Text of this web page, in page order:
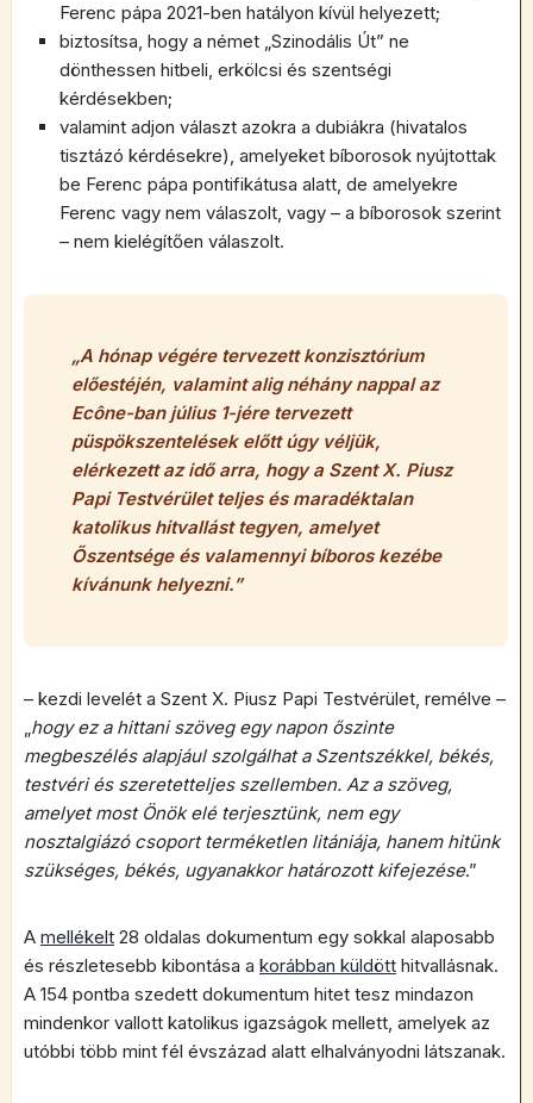
Ferenc pápa 2021-ben hatályon kívül helyezett;
biztosítsa, hogy a német „Szinodális Út” ne
dönthessen hitbeli, erkölcsi és szentségi
kérdésekben;
valamint adjon választ azokra a dubiákra (hivatalos
tisztázó kérdésekre), amelyeket bíborosok nyújtottak
be Ferenc pápa pontifikátusa alatt, de amelyekre
Ferenc vagy nem válaszolt, vagy – a bíborosok szerint
– nem kielégítően válaszolt.
„A hónap végére tervezett konzisztórium
előestéjén, valamint alig néhány nappal az
Ecône-ban július 1-jére tervezett
püspökszentelések előtt úgy véljük,
elérkezett az idő arra, hogy a Szent X. Piusz
Papi Testvérület teljes és maradéktalan
katolikus hitvallást tegyen, amelyet
Őszentsége és valamennyi bíboros kezébe
kívánunk helyezni.”
– kezdi levelét a Szent X. Piusz Papi Testvérület, remélve –
„hogy ez a hittani szöveg egy napon őszinte
megbeszélés alapjául szolgálhat a Szentszékkel, békés,
testvéri és szeretetteljes szellemben. Az a szöveg,
amelyet most Önök elé terjesztünk, nem egy
nosztalgiázó csoport terméketlen litániája, hanem hitünk
szükséges, békés, ugyanakkor határozott kifejezése.”
A mellékelt 28 oldalas dokumentum egy sokkal alaposabb
és részletesebb kibontása a korábban küldött hitvallásnak.
A 154 pontba szedett dokumentum hitet tesz mindazon
mindenkor vallott katolikus igazságok mellett, amelyek az
utóbbi több mint fél évszázad alatt elhalványodni látszanak.